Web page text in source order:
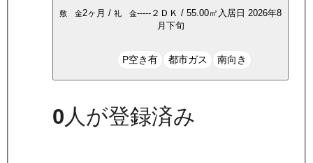
敷 金2ヶ月 / 礼 金----- ２ＤＫ / 55.00㎡ 入居日 2026年8
月下旬
P空き有 都市ガス 南向き
0人が登録済み